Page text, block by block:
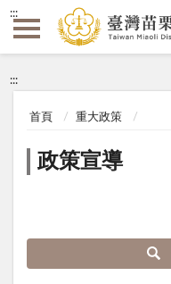
:::
:::
首頁 重大政策
政策宣導